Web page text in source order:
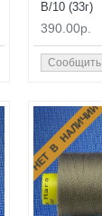
B/10 (33г)
390.00р.
Сообщить
НЕТ В НАЛИЧИИ